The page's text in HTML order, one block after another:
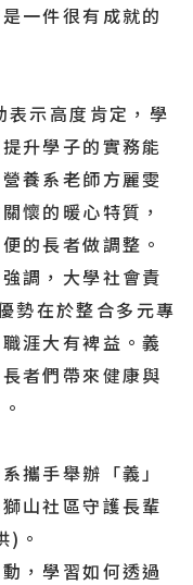
一件很有成就的
示高度肯定，學
升學子的實務能
養系老師方麗雯
懷的暖心特質，
的長者做調整。
調，大學社會責
勢在於整合多元專
涯大有裨益。義
者們帶來健康與
攜手舉辦「義」
山社區守護長輩
)。
，學習如何透過